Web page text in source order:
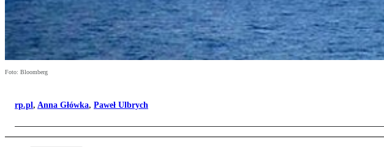
Foto: Bloomberg
rp.pl, Anna Główka, Paweł Ulbrych